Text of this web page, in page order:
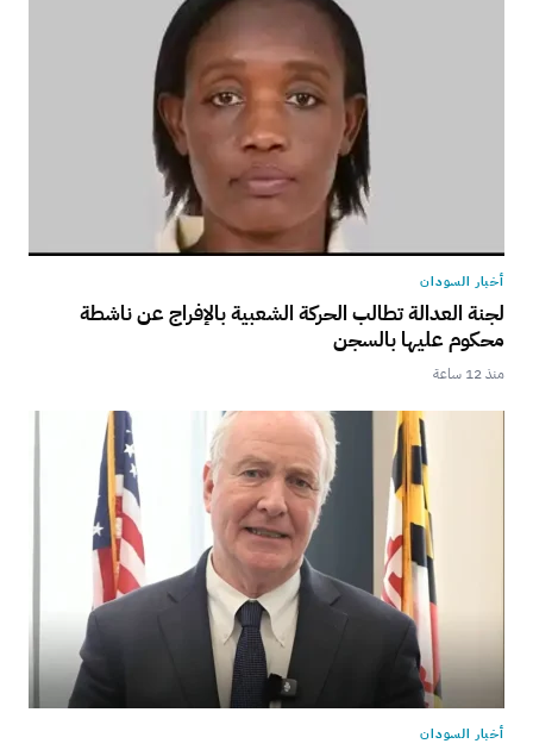
أخبار السودان
لجنة العدالة تطالب الحركة الشعبية بالإفراج عن ناشطة
محكوم عليها بالسجن
منذ 12 ساعة
أخبار السودان